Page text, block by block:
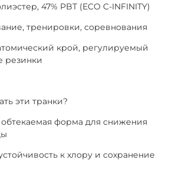
47% PBT (ECO C-INFINITY)
тренировки, соревнования
крой, регулируемый
резинки
эти транки?
форма для снижения
к хлору и сохранение